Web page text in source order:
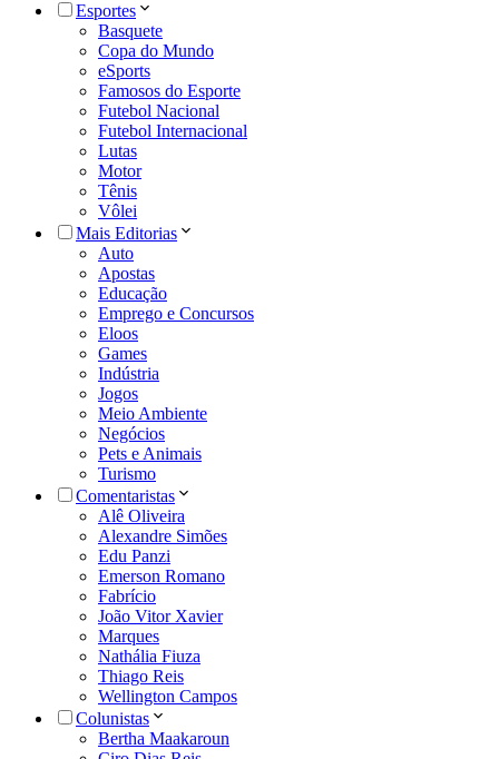
Esportes
Basquete
Copa do Mundo
eSports
Famosos do Esporte
Futebol Nacional
Futebol Internacional
Lutas
Motor
Tênis
Vôlei
Mais Editorias
Auto
Apostas
Educação
Emprego e Concursos
Eloos
Games
Indústria
Jogos
Meio Ambiente
Negócios
Pets e Animais
Turismo
Comentaristas
Alê Oliveira
Alexandre Simões
Edu Panzi
Emerson Romano
Fabrício
João Vitor Xavier
Marques
Nathália Fiuza
Thiago Reis
Wellington Campos
Colunistas
Bertha Maakaroun